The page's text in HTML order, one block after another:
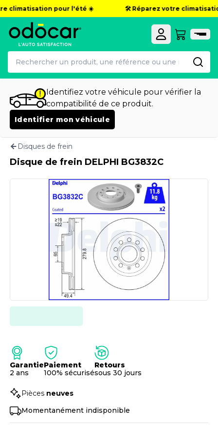
climatisation pour l'été ☀️ 🛠️ Réparez votre
Identifiez votre véhicule pour vérifier la
compatibilité de ce produit.
Identifier mon véhicule
Disques de frein
Disque de frein DELPHI BG3832C
Garantie
2 ans
Paiement
100% sécurisé
Retours
sous 30 jours
Pièces neuves
Momentanément indisponible